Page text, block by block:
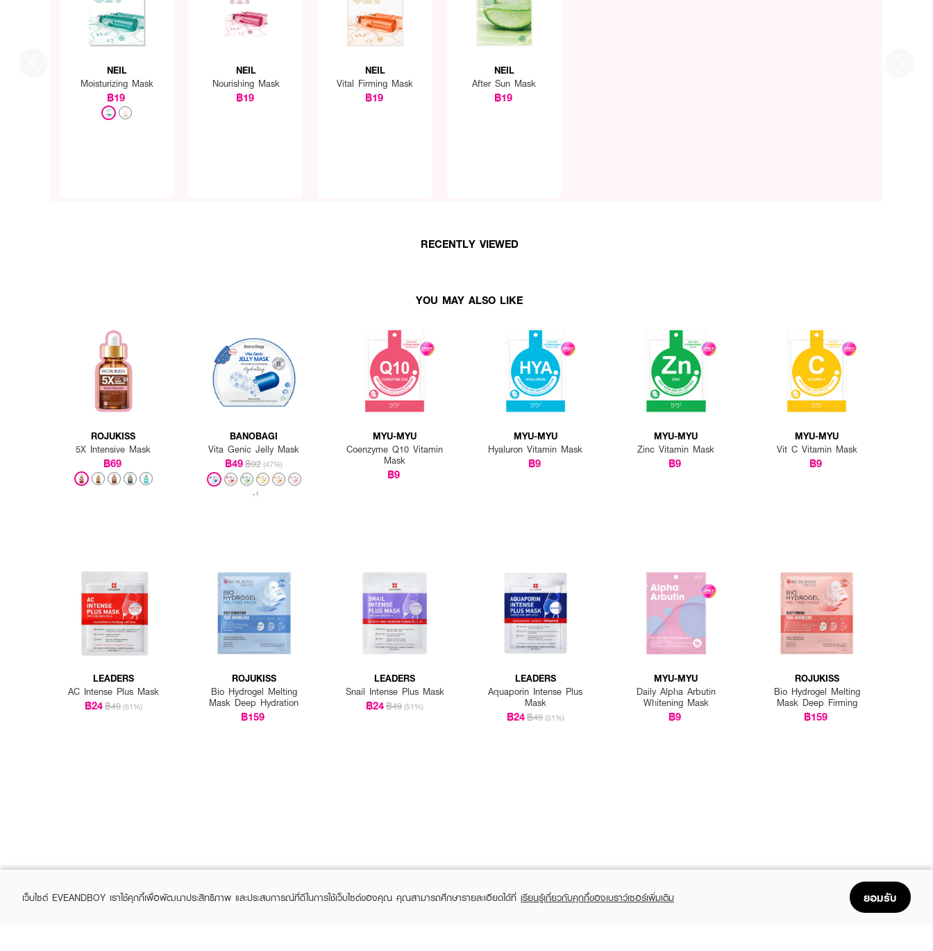
• วางแผ่นมาสก์ตามรูปหน้า ทิ้งไว้ 10-15 นาที
• นำแผ่นมาสก์ออก ใช้นิ้วกดทั่วใบหน้าเพื่อให้เอสเซนส์ซึมเข้าสู่ผิว
NEIL
Moisturizing Mask
฿19
NEIL
Nourishing Mask
฿19
NEIL
Vital Firming Mask
฿19
NEIL
After Sun Mask
฿19
RECENTLY VIEWED
YOU MAY ALSO LIKE
ROJUKISS
5X Intensive Mask
฿69
BANOBAGI
Vita Genic Jelly Mask
฿49฿92 (47%)
+1
MYU-MYU
Coenzyme Q10 Vitamin
Mask
฿9
MYU-MYU
Hyaluron Vitamin Mask
฿9
MYU-MYU
Zinc Vitamin Mask
฿9
MYU-MYU
Vit C Vitamin Mask
฿9
LEADERS
AC Intense Plus Mask
฿24฿49 (51%)
ROJUKISS
Bio Hydrogel Melting
Mask Deep Hydration
฿159
LEADERS
Snail Intense Plus Mask
฿24฿49 (51%)
LEADERS
Aquaporin Intense Plus
Mask
฿24฿49 (51%)
MYU-MYU
Daily Alpha Arbutin
Whitening Mask
฿9
ROJUKISS
Bio Hydrogel Melting
Mask Deep Firming
฿159
เว็บไซต์ EVEANDBOY เราใช้คุกกี้เพื่อพัฒนาประสิทธิภาพ และประสบการณ์ที่ดีในการใช้เว็บไซต์ของคุณ คุณสามารถศึกษารายละเอียดได้ที่ เรียนรู้เกี่ยวกับคุกกี้ของเบราว์เซอร์เพิ่มเติม ยอมรับ